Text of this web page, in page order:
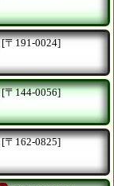
[〒191-0024]
[〒144-0056]
[〒162-0825]